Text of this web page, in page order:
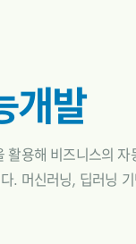
개발
활용해 비즈니스의 자
. 머신러닝, 딥러닝